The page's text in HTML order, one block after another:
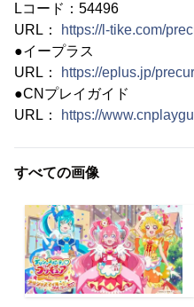
Lコード：54496
URL：
https://l-tike.com/
●イープラス
URL：
https://eplus.jp/
●CNプレイガイド
URL：
https://
すべての画像